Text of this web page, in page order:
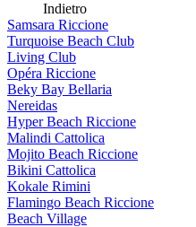
Indietro
Samsara Riccione
Turquoise Beach Club
Living Club
Opéra Riccione
Beky Bay Bellaria
Nereidas
Hyper Beach Riccione
Malindi Cattolica
Mojito Beach Riccione
Bikini Cattolica
Kokale Rimini
Flamingo Beach Riccione
Beach Village